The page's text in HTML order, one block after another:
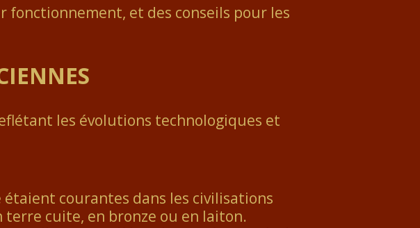
fonctionnement, et des conseils pour les
les évolutions technologiques et
courantes dans les civilisations
cuite, en bronze ou en laiton.